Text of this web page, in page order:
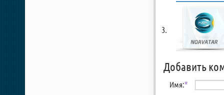
Добавить
Имя:*